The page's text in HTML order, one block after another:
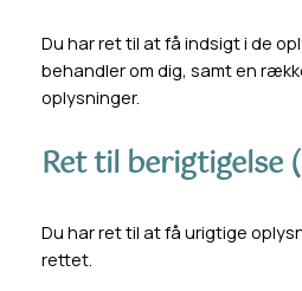
Du har ret til at få indsigt i de
behandler om dig, samt en
oplysninger.
Ret til berigtigelse
Du har ret til at få urigtige
rettet.